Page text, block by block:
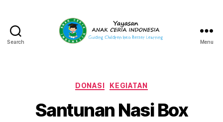
Search
Indonesia
Menu
Categories
DONASI KEGIATAN
Santunan Nasi Box